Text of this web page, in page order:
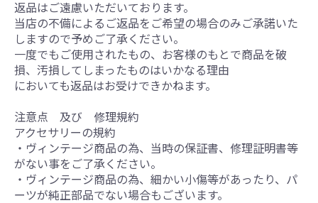
返品はご遠慮いただいております。
当店の不備によるご返品をご希望の場合のみご承諾いた
しますので予めご了承ください。
一度でもご使用されたもの、お客様のもとで商品を破
損、汚損してしまったものはいかなる理由
においても返品はお受けできかねます。
注意点 及び 修理規約
アクセサリーの規約
・ヴィンテージ商品の為、当時の保証書、修理証明書等
がない事をご了承ください。
・ヴィンテージ商品の為、細かい小傷等があったり、パ
ーツが純正部品でない場合もございます。